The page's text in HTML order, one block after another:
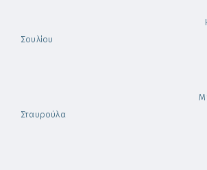
Η
Σουλίου
Μπραΐμη –
Σταυρούλα